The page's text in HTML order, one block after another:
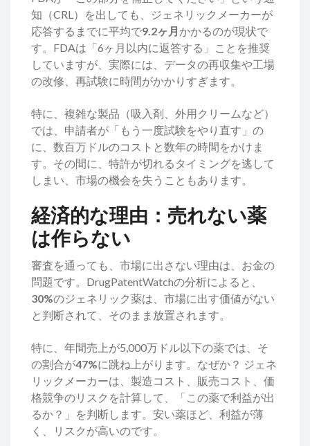
知（CRL）を出しても、ジェネリックメーカーが
応答するまでに平均で9.2ヶ月かかるのが現状で
す。FDAは「6ヶ月以内に返答する」ことを推奨
していますが、実際には、データの再収集や工場
の改修、再試験に時間がかかりすぎます。
特に、複雑な製品（吸入剤、外用クリームなど）
では、申請者が「もう一度試験をやり直す」の
に、数百万ドルのコストと数年の時間をかけま
す。その間に、特許が切れるタイミングを逃して
しまい、市場の機会を失うこともあります。
経済的な理由：売れない薬
は作らない
審査を通っても、市場に出さない理由は、お金の
問題です。DrugPatentWatchの分析によると、
30%のジェネリック薬は、市場に出す価値がない
と判断されて、そのまま放置されます。
特に、年間売上が5,000万ドル以下の薬では、そ
の割合が47%に跳ね上がります。なぜか？ ジェネ
リックメーカーは、製造コスト、販売コスト、価
格競争のリスクを計算して、「この薬で利益が出
るか？」を判断します。安い薬ほど、利益が薄
く、リスクが高いのです。